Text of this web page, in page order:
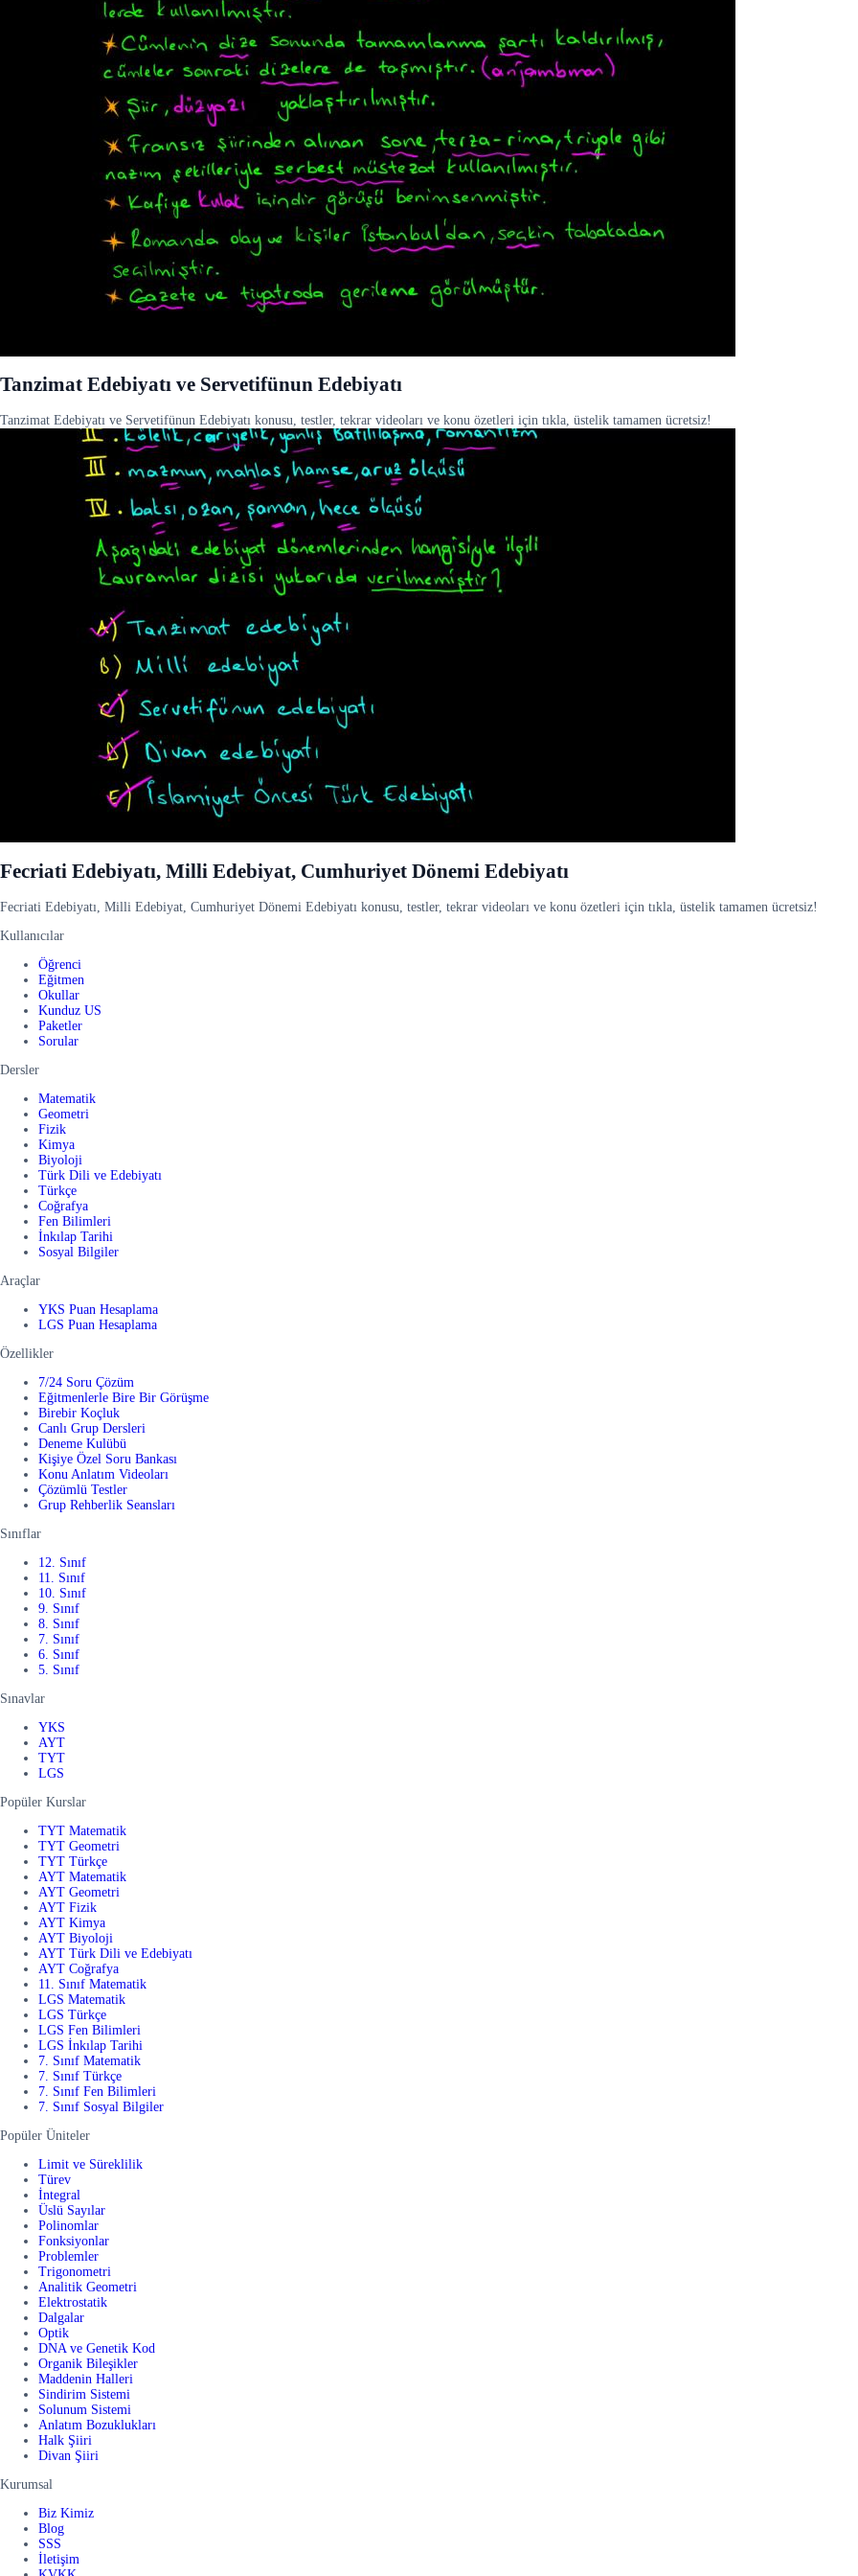
Tanzimat Edebiyatı ve Servetifünun Edebiyatı
Tanzimat Edebiyatı ve Servetifünun Edebiyatı konusu, testler, tekrar videoları ve konu özetleri için tıkla, üstelik tamamen ücretsiz!
Fecriati Edebiyatı, Milli Edebiyat, Cumhuriyet Dönemi Edebiyatı
Fecriati Edebiyatı, Milli Edebiyat, Cumhuriyet Dönemi Edebiyatı konusu, testler, tekrar videoları ve konu özetleri için tıkla, üstelik tamamen ücretsiz!
Kullanıcılar
Öğrenci
Eğitmen
Okullar
Kunduz US
Paketler
Sorular
Dersler
Matematik
Geometri
Fizik
Kimya
Biyoloji
Türk Dili ve Edebiyatı
Türkçe
Coğrafya
Fen Bilimleri
İnkılap Tarihi
Sosyal Bilgiler
Araçlar
YKS Puan Hesaplama
LGS Puan Hesaplama
Özellikler
7/24 Soru Çözüm
Eğitmenlerle Bire Bir Görüşme
Birebir Koçluk
Canlı Grup Dersleri
Deneme Kulübü
Kişiye Özel Soru Bankası
Konu Anlatım Videoları
Çözümlü Testler
Grup Rehberlik Seansları
Sınıflar
12. Sınıf
11. Sınıf
10. Sınıf
9. Sınıf
8. Sınıf
7. Sınıf
6. Sınıf
5. Sınıf
Sınavlar
YKS
AYT
TYT
LGS
Popüler Kurslar
TYT Matematik
TYT Geometri
TYT Türkçe
AYT Matematik
AYT Geometri
AYT Fizik
AYT Kimya
AYT Biyoloji
AYT Türk Dili ve Edebiyatı
AYT Coğrafya
11. Sınıf Matematik
LGS Matematik
LGS Türkçe
LGS Fen Bilimleri
LGS İnkılap Tarihi
7. Sınıf Matematik
7. Sınıf Türkçe
7. Sınıf Fen Bilimleri
7. Sınıf Sosyal Bilgiler
Popüler Üniteler
Limit ve Süreklilik
Türev
İntegral
Üslü Sayılar
Polinomlar
Fonksiyonlar
Problemler
Trigonometri
Analitik Geometri
Elektrostatik
Dalgalar
Optik
DNA ve Genetik Kod
Organik Bileşikler
Maddenin Halleri
Sindirim Sistemi
Solunum Sistemi
Anlatım Bozuklukları
Halk Şiiri
Divan Şiiri
Kurumsal
Biz Kimiz
Blog
SSS
İletişim